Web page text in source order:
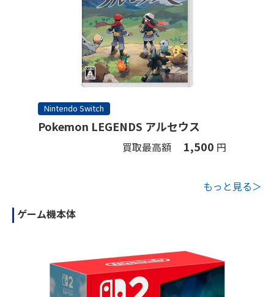
Nintendo Switch
Pokemon LEGENDS アルセウス
買取最高額 1,500 円
もっと見る＞
ゲーム機本体